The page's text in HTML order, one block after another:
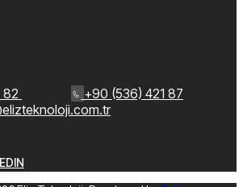
82
+90 (536) 421 87